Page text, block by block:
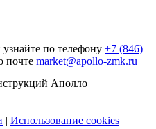
по телефону +7 (846)
почте market@apollo-zmk.ru
Аполло
Использование cookies